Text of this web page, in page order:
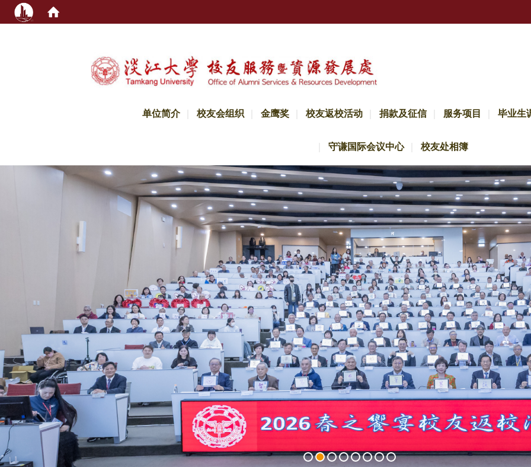
单位简介 校友会组织 金鹰奖 校友返校活动 捐款及征信 服务项目 毕业生
守谦国际会议中心 校友处相簿